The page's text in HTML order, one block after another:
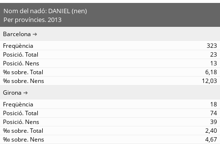
Nom del nadó: DANIEL (nen)
Per províncies. 2013
Barcelona
323
23
13
6,18
12,03
Girona
18
74
39
2,40
4,67